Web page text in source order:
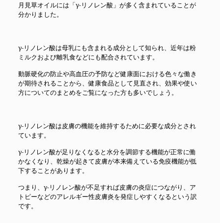
月見草オイルには「γ-リノレン酸」が多く含まれていることが
分かりました。
γ-リノレン酸は母乳にも含まれる成分として知られ、近年は粉
ミルクおよび離乳食などにも配合されています。
動脈硬化の防止や高血圧の予防など健康面における色々な働き
が期待されることから、健康食品として見直され、効果や使い
方についてのまとめをご覧になった方も多いでしょう。
γ-リノレン酸は皮膚の機能を維持するために必要な成分とされ
ています。
γ-リノレン酸が足りなくなると水分を調節する機能が正常に働
かなくなり、乾燥が起きて皮膚が本来備えている免疫機能が低
下することがあります。
つまり、γ-リノレン酸が不足すれば皮膚の炎症につながり、ア
トピーなどのアレルギー性皮膚炎を発症しやすくなるという訳
です。